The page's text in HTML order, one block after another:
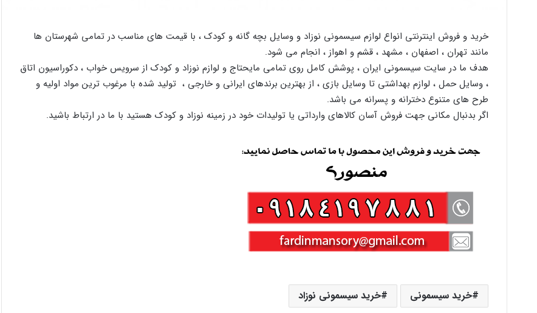
خرید و فروش اینترنتی انواع لوازم سیسمونی نوزاد و وسایل بچه گانه و کودک ، با قیمت های مناسب در تمامی شهرستان ها
مانند تهران ، اصفهان ، مشهد ، قشم و اهواز ، انجام می شود.
هدف ما در سایت سیسمونی ایران ، پوشش کامل روی تمامی مایحتاج و لوازم نوزاد و کودک از سرویس خواب ، دکوراسیون اتاق
، وسایل حمل ، لوازم بهداشتی تا وسایل بازی ، از بهترین برندهای ایرانی و خارجی ، تولید شده با مرغوب ترین مواد اولیه و
طرح های متنوع دخترانه و پسرانه می باشد.
اگر بدنبال مکانی جهت فروش آسان کالاهای وارداتی یا تولیدات خود در زمینه نوزاد و کودک هستید با ما در ارتباط باشید.
خرید سیسمونی خرید سیسمونی نوزاد